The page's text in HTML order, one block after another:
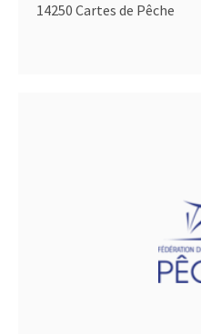
14250 Cartes de Pêche